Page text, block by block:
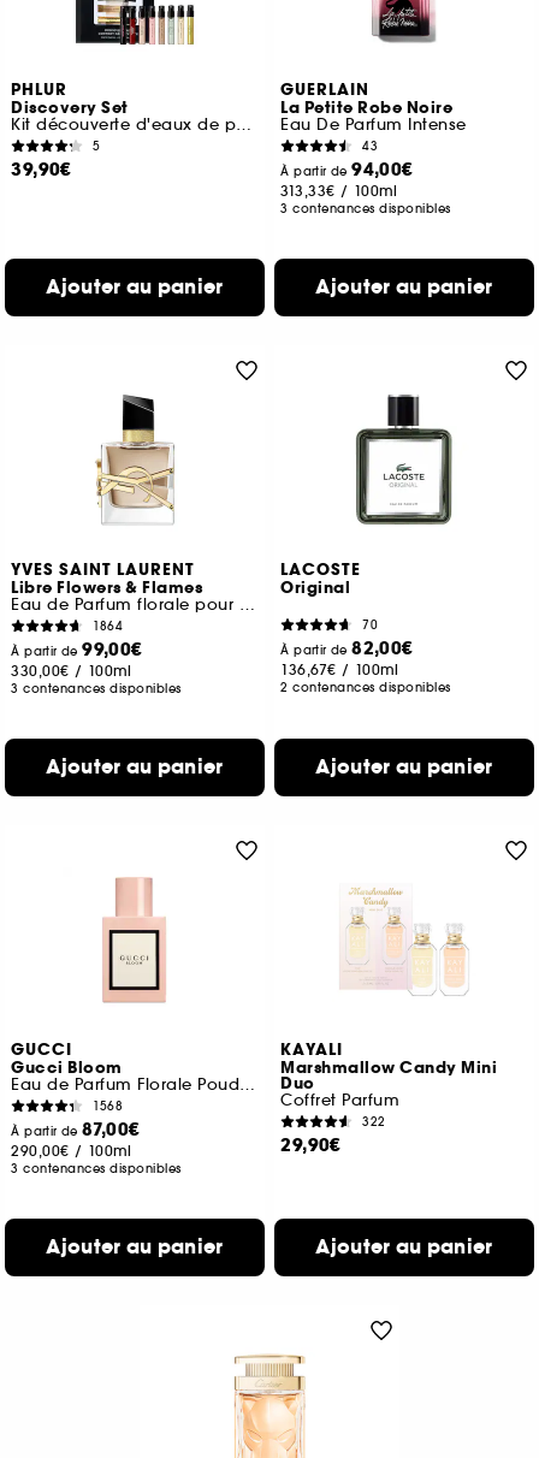
PHLUR
Discovery Set
Kit découverte d'eaux de parfum format voyage
5
39,90€
Ajouter au panier
GUERLAIN
La Petite Robe Noire
Eau De Parfum Intense
43
À partir de94,00€
313,33€ / 100ml
3 contenances disponibles
Ajouter au panier
YVES SAINT LAURENT
Libre Flowers & Flames
Eau de Parfum florale pour femme
1864
À partir de99,00€
330,00€ / 100ml
3 contenances disponibles
Ajouter au panier
LACOSTE
Original
70
À partir de82,00€
136,67€ / 100ml
2 contenances disponibles
Ajouter au panier
GUCCI
Gucci Bloom
Eau de Parfum Florale Poudrée
1568
À partir de87,00€
290,00€ / 100ml
3 contenances disponibles
Ajouter au panier
KAYALI
Marshmallow Candy Mini
Duo
Coffret Parfum
322
29,90€
Ajouter au panier